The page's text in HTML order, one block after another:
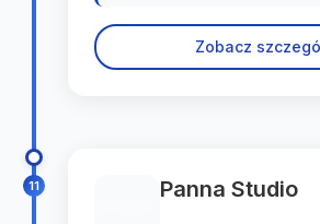
Zobacz
11 Panna Studio